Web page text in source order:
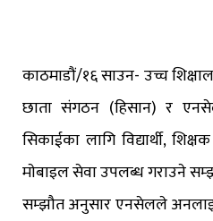
काठमाडौं/१६ साउन- उच्च
छाता संगठन (हिसान) र
सिकाईका लागि विद्यार्थी,
माेबाइल सेवा उपलब्ध गराउने
सम्झौत अनुसार एनसेलले